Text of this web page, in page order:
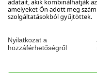
Készséggel állunk
tól 17:30-ig, pénteken 8:00-